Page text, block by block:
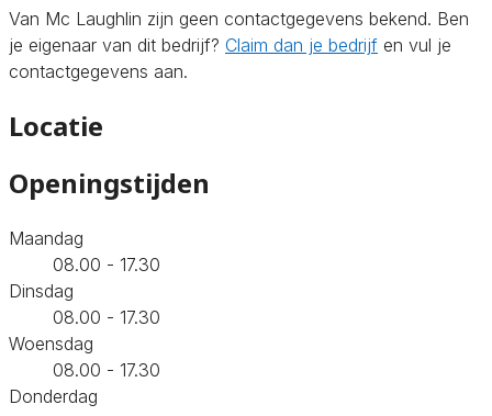
Van Mc Laughlin zijn geen contactgegevens bekend. Ben
je eigenaar van dit bedrijf? Claim dan je bedrijf en vul je
contactgegevens aan.
Locatie
Openingstijden
Maandag
08.00 - 17.30
Dinsdag
08.00 - 17.30
Woensdag
08.00 - 17.30
Donderdag